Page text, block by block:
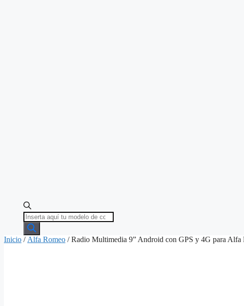
Búsqueda
de
productos
Inicio / Alfa Romeo / Radio Multimedia 9” Android con GPS y 4G para